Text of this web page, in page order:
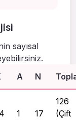
sayısal
A N
1 17
126
(Çift